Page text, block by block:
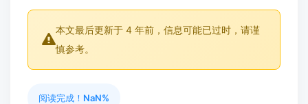
本文最后更新于 4 年前，信息可能已过时，请谨
慎参考。
阅读完成！ NaN%